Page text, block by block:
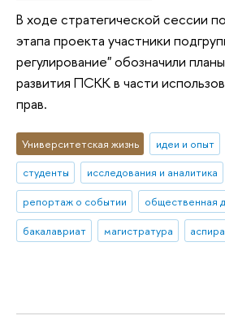
В ходе стратегической сессии
этапа проекта участники
регулирование" обозначили
развития ПСКК в части
прав.
Университетская жизнь идеи и опыт
студенты
исследования и аналитика
репортаж о событии
общественная
бакалавриат
магистратура